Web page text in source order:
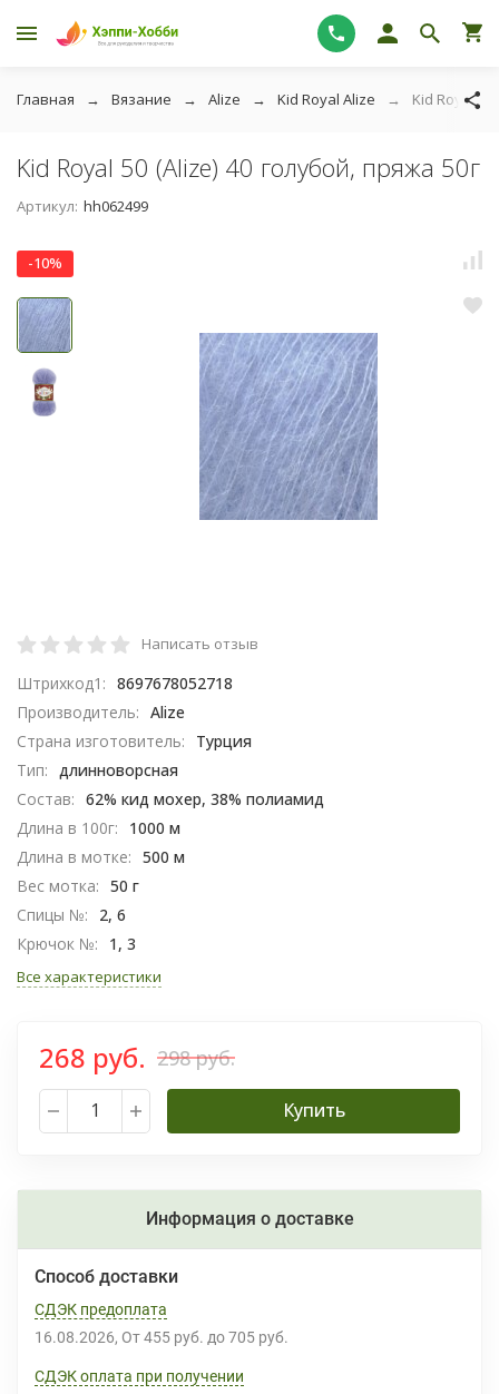
Главная Вязание Alize Kid Royal Alize Kid Royal 50
Kid Royal 50 (Alize) 40 голубой, пряжа 50г
Артикул: hh062499
-10%
Написать отзыв
Штрихкод1: 8697678052718
Производитель: Alize
Страна изготовитель:
Турция
Тип: длинноворсная
Состав: 62% кид мохер, 38% полиамид
Длина в 100г:
1000 м
Длина в мотке: 500 м
Вес мотка: 50 г
Спицы №:
2, 6
Крючок №:
1, 3
Все характеристики
268 руб. 298 руб.
Купить
Информация о доставке
Способ доставки
СДЭК предоплата
16.08.2026 От 455 руб. до 705 руб.
СДЭК оплата при получении